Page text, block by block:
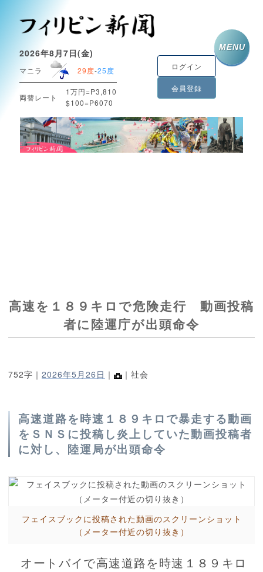
2026年8月7日(金)
マニラ 29度-25度
両替レート
1万円=P3,810
$100=P6070
ログイン
会員登録
MENU
高速を１８９キロで危険走行 動画投稿
者に陸運庁が出頭命令
752字｜ 2026年5月26日 ｜ ｜社会
高速道路を時速１８９キロで暴走する動画
をＳＮＳに投稿し炎上していた動画投稿者
に対し、陸運局が出頭命令
フェイスブックに投稿された動画のスクリーンショット
（メーター付近の切り抜き）
オートバイで高速道路を時速１８９キロ